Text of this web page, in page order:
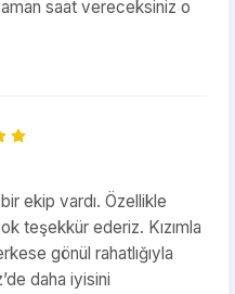
saat vereceksiniz o
ekip vardı. Özellikle
teşekkür ederiz. Kızımla
gönül rahatlığıyla
daha iyisini